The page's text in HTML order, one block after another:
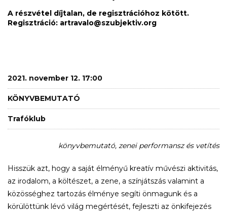
A részvétel díjtalan, de regisztrációhoz kötött.
Regisztráció: artravalo@szubjektiv.org
2021. november 12. 17:00
KÖNYVBEMUTATÓ
Trafóklub
könyvbemutató, zenei performansz és vetítés
Hisszük azt, hogy a saját élményű kreatív művészi aktivitás,
az irodalom, a költészet, a zene, a színjátszás valamint a
közösséghez tartozás élménye segíti önmagunk és a
körülöttünk lévő világ megértését, fejleszti az önkifejezés